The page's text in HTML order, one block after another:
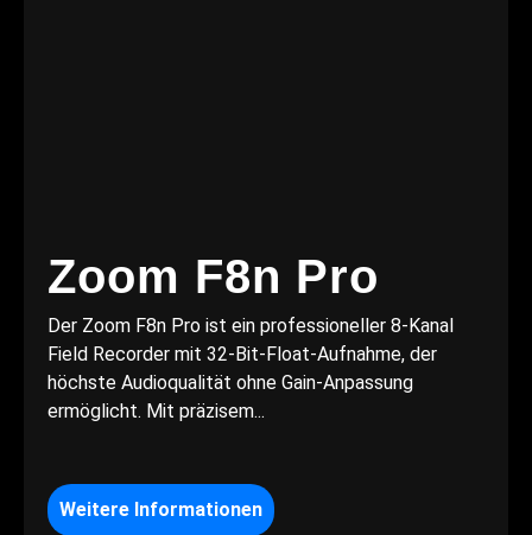
Zoom F8n Pro
Der Zoom F8n Pro ist ein professioneller 8-Kanal
Field Recorder mit 32-Bit-Float-Aufnahme, der
höchste Audioqualität ohne Gain-Anpassung
ermöglicht. Mit präzisem...
Weitere Informationen